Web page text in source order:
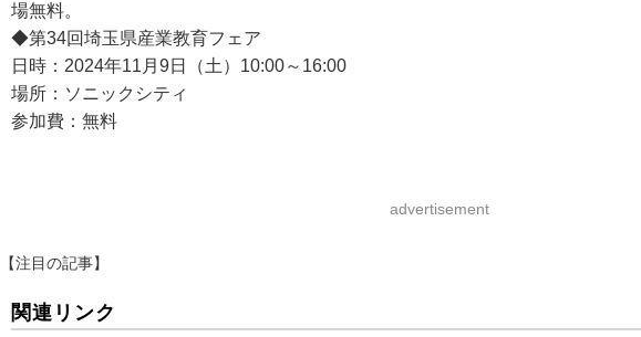
場無料。
◆第34回埼玉県産業教育フェア
日時：2024年11月9日（土）10:00～16:00
場所：ソニックシティ
参加費：無料
advertisement
【注目の記事】
関連リンク